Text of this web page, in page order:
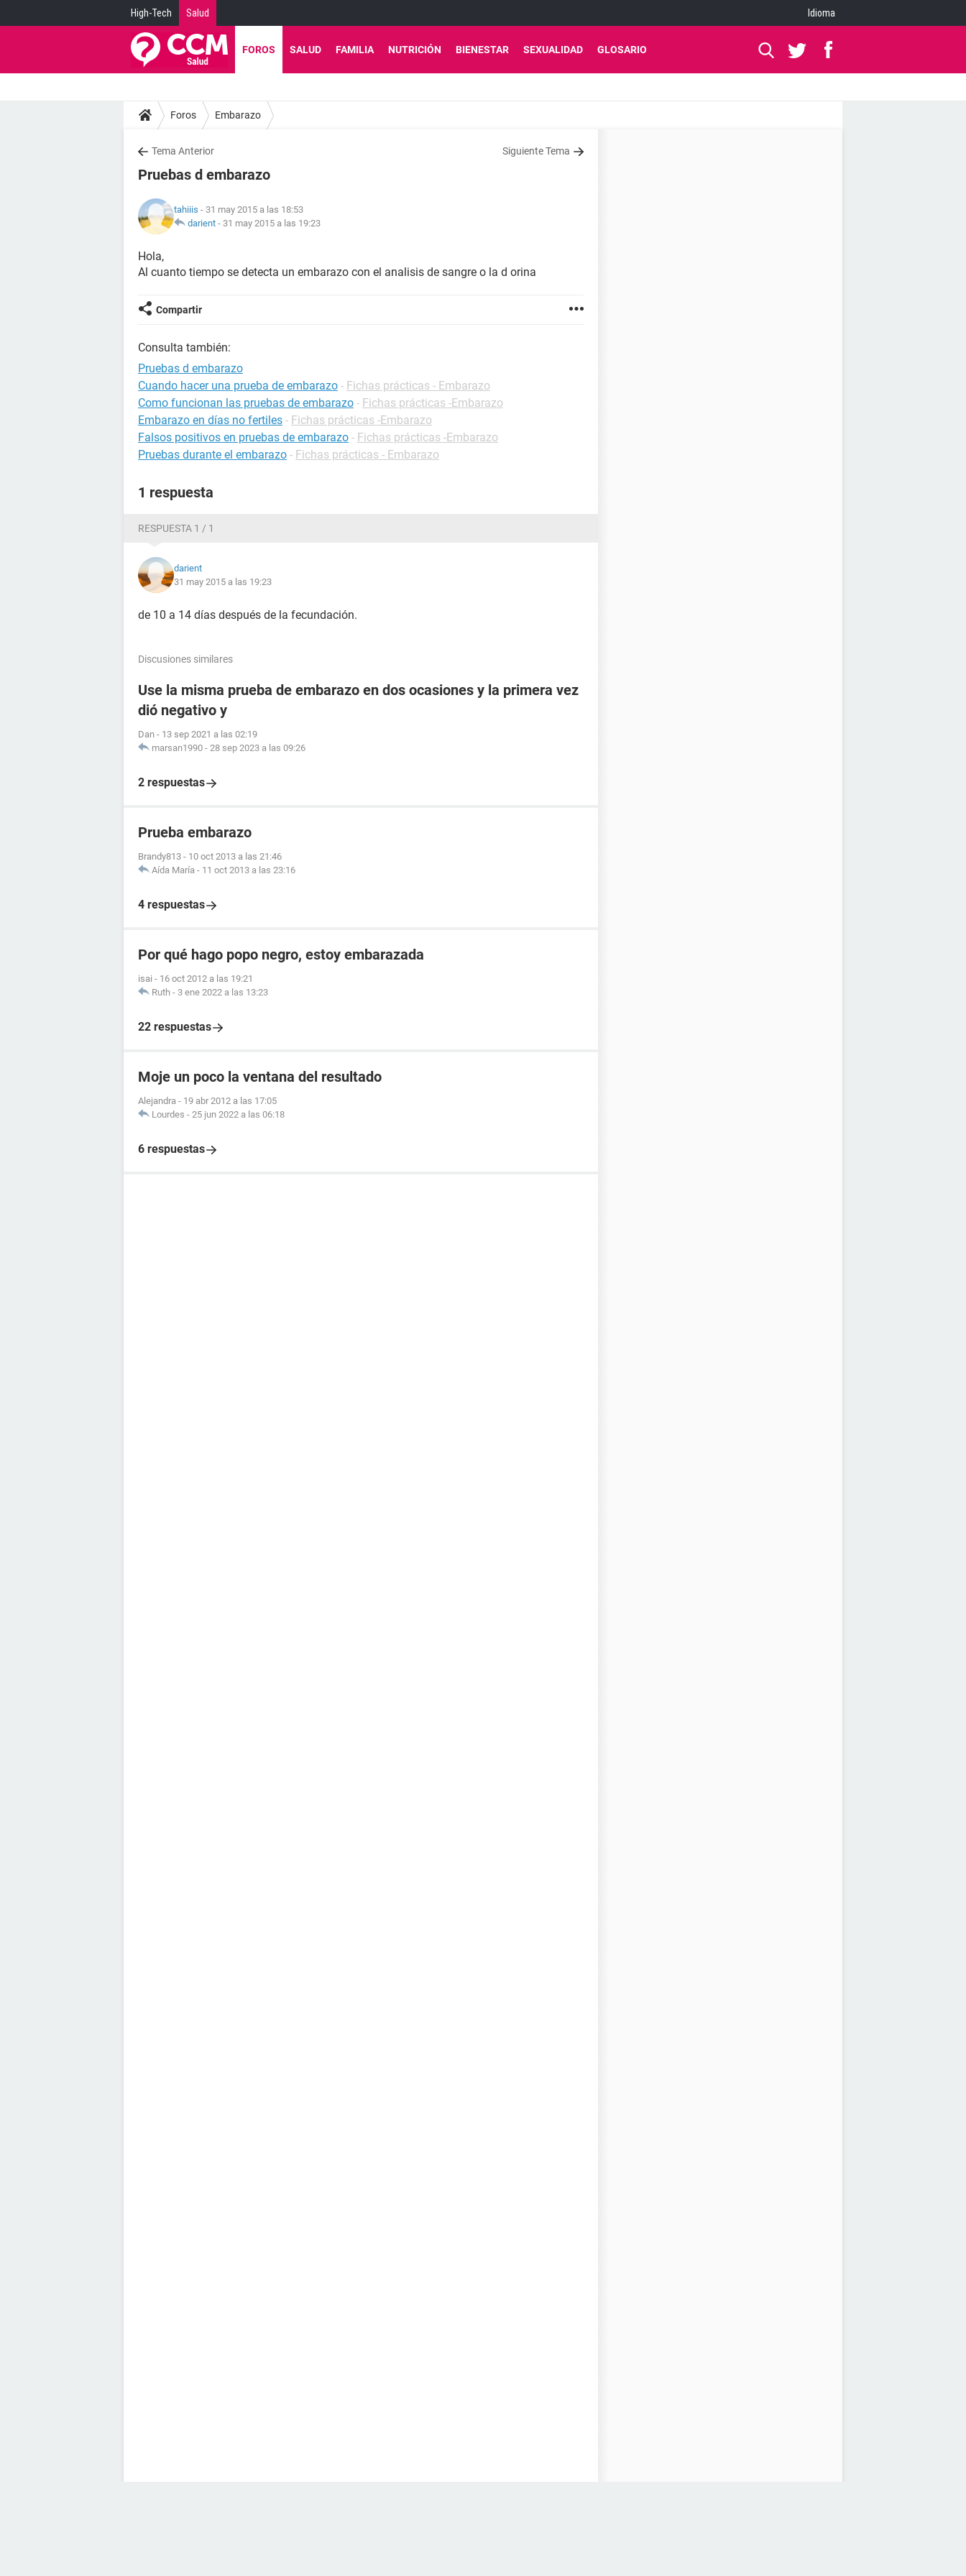
High-Tech Salud Idioma
FOROS SALUD FAMILIA NUTRICIÓN BIENESTAR SEXUALIDAD GLOSARIO
Foros Embarazo
Tema Anterior Siguiente Tema
Pruebas d embarazo
tahiiis - 31 may 2015 a las 18:53
darient - 31 may 2015 a las 19:23
Hola,
Al cuanto tiempo se detecta un embarazo con el analisis de sangre o la d orina
Compartir
Consulta también:
Pruebas d embarazo
Cuando hacer una prueba de embarazo - Fichas prácticas - Embarazo
Como funcionan las pruebas de embarazo - Fichas prácticas -Embarazo
Embarazo en días no fertiles - Fichas prácticas -Embarazo
Falsos positivos en pruebas de embarazo - Fichas prácticas -Embarazo
Pruebas durante el embarazo - Fichas prácticas - Embarazo
1 respuesta
RESPUESTA 1 / 1
darient
31 may 2015 a las 19:23
de 10 a 14 días después de la fecundación.
Discusiones similares
Use la misma prueba de embarazo en dos ocasiones y la primera vez
dió negativo y
Dan - 13 sep 2021 a las 02:19
marsan1990 - 28 sep 2023 a las 09:26
2 respuestas
Prueba embarazo
Brandy813 - 10 oct 2013 a las 21:46
Aída María - 11 oct 2013 a las 23:16
4 respuestas
Por qué hago popo negro, estoy embarazada
isai - 16 oct 2012 a las 19:21
Ruth - 3 ene 2022 a las 13:23
22 respuestas
Moje un poco la ventana del resultado
Alejandra - 19 abr 2012 a las 17:05
Lourdes - 25 jun 2022 a las 06:18
6 respuestas